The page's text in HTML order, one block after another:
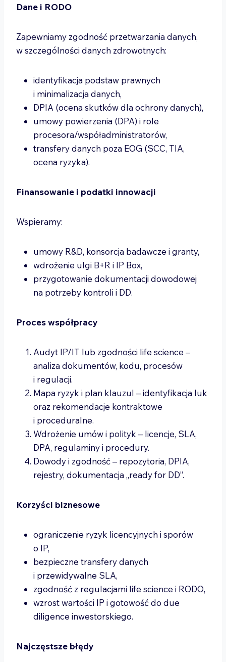
Dane i RODO
Zapewniamy zgodność przetwarzania danych,
w szczególności danych zdrowotnych:
identyfikacja podstaw prawnych
i minimalizacja danych,
DPIA (ocena skutków dla ochrony danych),
umowy powierzenia (DPA) i role
procesora/współadministratorów,
transfery danych poza EOG (SCC, TIA,
ocena ryzyka).
Finansowanie i podatki innowacji
Wspieramy:
umowy R&D, konsorcja badawcze i granty,
wdrożenie ulgi B+R i IP Box,
przygotowanie dokumentacji dowodowej
na potrzeby kontroli i DD.
Proces współpracy
Audyt IP/IT lub zgodności life science –
analiza dokumentów, kodu, procesów
i regulacji.
Mapa ryzyk i plan klauzul – identyfikacja luk
oraz rekomendacje kontraktowe
i proceduralne.
Wdrożenie umów i polityk – licencje, SLA,
DPA, regulaminy i procedury.
Dowody i zgodność – repozytoria, DPIA,
rejestry, dokumentacja „ready for DD”.
Korzyści biznesowe
ograniczenie ryzyk licencyjnych i sporów
o IP,
bezpieczne transfery danych
i przewidywalne SLA,
zgodność z regulacjami life science i RODO,
wzrost wartości IP i gotowość do due
diligence inwestorskiego.
Najczęstsze błędy